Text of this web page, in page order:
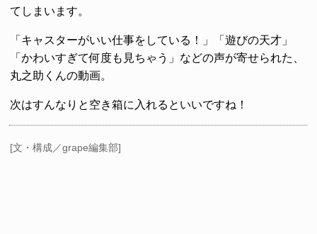
てしまいます。
「キャスターがいい仕事をしている！」「遊びの天才」
「かわいすぎて何度も見ちゃう」などの声が寄せられた、
丸之助くんの動画。
次はすんなりと空き箱に入れるといいですね！
[文・構成／grape編集部]